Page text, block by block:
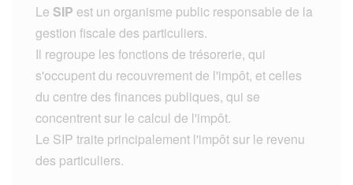
Le SIP est un organisme public responsable de la
gestion fiscale des particuliers.
Il regroupe les fonctions de trésorerie, qui
s'occupent du recouvrement de l'impôt, et celles
du centre des finances publiques, qui se
concentrent sur le calcul de l'impôt.
Le SIP traite principalement l'impôt sur le revenu
des particuliers.